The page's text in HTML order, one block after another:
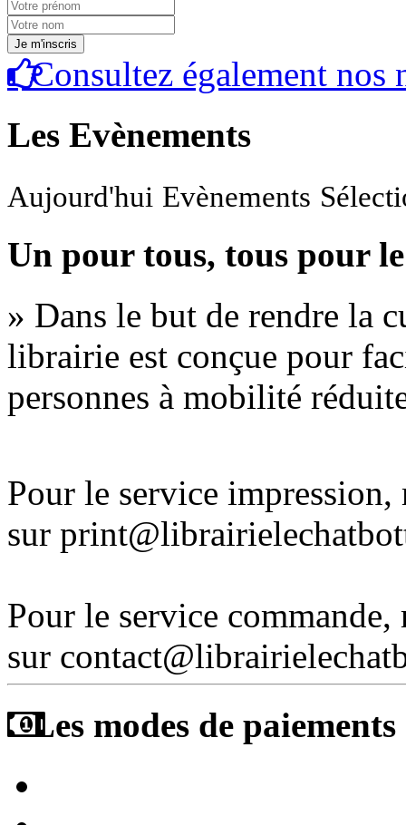
Consultez également nos
Les Evènements
Aujourd'hui Evènements
Un pour tous, tous pour
» Dans le but de rendre la
librairie est conçue pour
personnes à mobilité
Pour le service
sur
Pour le service
sur
Les modes de